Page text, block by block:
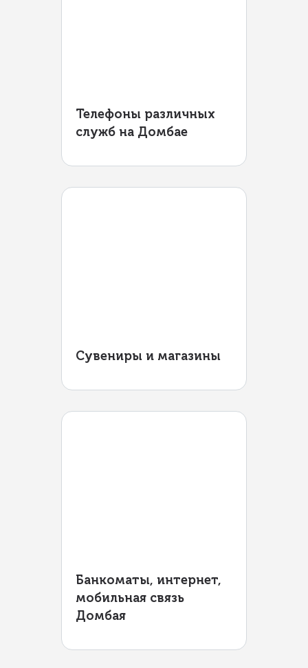
Телефоны различных
служб на Домбае
Сувениры и магазины
Банкоматы, интернет,
мобильная связь
Домбая